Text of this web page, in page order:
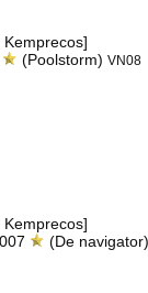
(Poolstorm)VN08
(De